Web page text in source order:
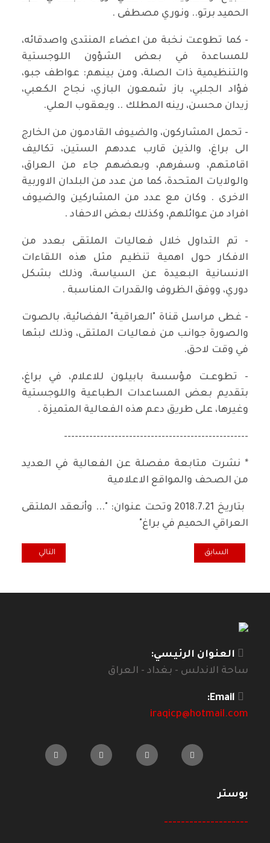
الحميد برتو.. ونوري مصطفى .
- كما تطوعت نخبة من اعضاء المنتدى واصدقائه،
للمساعدة في بعض الشؤون اللوجستية
والتنظيمية ذات الصلة، ومن بينهم: عواطف جبو،
فؤاد الجلبي، باز شمعون البازي، نجاح الكعبي،
زيدان محسن، رينه المطلك .. ويعقوب العلي.
- تحمل المشاركون، والضيوف القادمون من الخارج
الى براغ، والذين قارب عددهم الستين، تكاليف
اقامتهم، وسفرهم، وبعضهم جاء من العراق،
والولايات المتحدة، كما من عدد من البلدان الاوربية
الاخرى . وكان مع عدد من المشاركين والضيوف
افراد من عوائلهم، وكذلك بعض الاحفاد .
- تم التداول خلال فعاليات الملتقى بعدد من
الافكار حول اهمية تنظيم مثل هذه اللقاءات
الانسانية البعيدة عن السياسة، وذلك بشكل
دوري، ووفق الظروف والقدرات المناسبة .
- غطى مراسل قناة "العراقية" الفضائية، بالصوت
والصورة جوانب من فعاليات الملتقى، وذلك لبثها
في وقت لاحق.
- تطوعـت مؤسسة بابيلون للاعلام، في براغ،
بتقديم بعض المساعدات الطباعية واللوجستية
وغيرها، على طريق دعم هذه الفعالية المتميزة .
---------------------------------------------------
* نشرت متابعة مفصلة عن الفعالية في العديد
من الصحف والمواقع الاعلامية
بتاريخ 2018.7.21 وتحت عنوان: "... وأنعقد الملتقى
العراقي الحميم في براغ"
المقال السابق: في العيد الثالث والثمانين للصحافة الشيوعية.. بعض من
السابق المقال التالي:
التالي
العنوان الرئيسي:
ساحة الاندلس - بغداد - العراق
Email:
iraqicp@hotmail.com
بوستر
--------------------